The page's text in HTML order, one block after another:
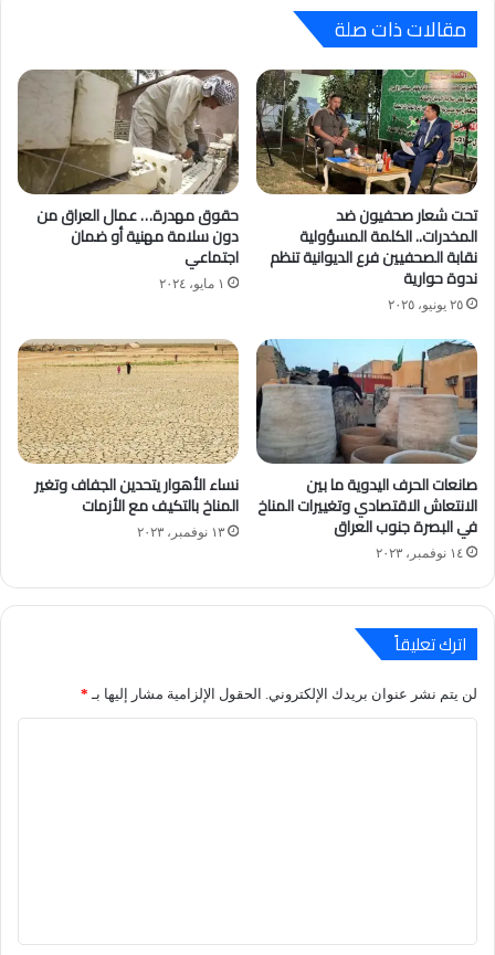
مقالات ذات صلة
تحت شعار صحفيون ضد
المخدرات.. الكلمة المسؤولية
نقابة الصحفيين فرع الديوانية تنظم
ندوة حوارية
٢٥ يونيو، ٢٠٢٥
حقوق مهدرة… عمال العراق من
دون سلامة مهنية أو ضمان
اجتماعي
١ مايو، ٢٠٢٤
صانعات الحرف اليدوية ما بين
الانتعاش الاقتصادي وتغييرات المناخ
في البصرة جنوب العراق
١٤ نوفمبر، ٢٠٢٣
نساء الأهوار يتحدين الجفاف وتغير
المناخ بالتكيف مع الأزمات
١٣ نوفمبر، ٢٠٢٣
اترك تعليقاً
لن يتم نشر عنوان بريدك الإلكتروني. الحقول الإلزامية مشار إليها بـ *